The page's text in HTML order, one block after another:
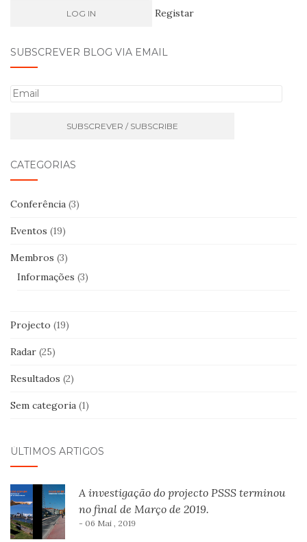
Registar
SUBSCREVER BLOG VIA EMAIL
E
CATEGORIAS
Conferência (3)
Eventos (19)
Membros (3)
Informações (3)
Projecto (19)
Radar (25)
Resultados (2)
Sem categoria (1)
ÚLTIMOS ARTIGOS
A investigação do projecto PSSS terminou
no final de Março de 2019.
- 06 Mai , 2019